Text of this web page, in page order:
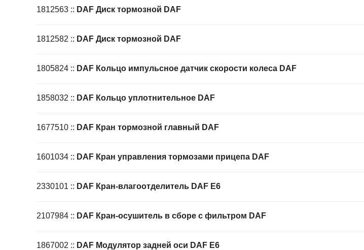
1812563 :: DAF Диск тормозной DAF
1812582 :: DAF Диск тормозной DAF
1805824 :: DAF Кольцо импульсное датчик скорости колеса DAF
1858032 :: DAF Кольцо уплотнительное DAF
1677510 :: DAF Кран тормозной главный DAF
1601034 :: DAF Кран управления тормозами прицепа DAF
2330101 :: DAF Кран-влагоотделитель DAF Е6
2107984 :: DAF Кран-осушитель в сборе с фильтром DAF
1867002 :: DAF Модулятор задней оси DAF Е6